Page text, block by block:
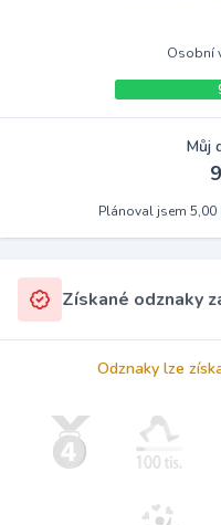
Osobní
Můj
Plánoval jsem 5,00
Získané odznaky
Odznaky lze